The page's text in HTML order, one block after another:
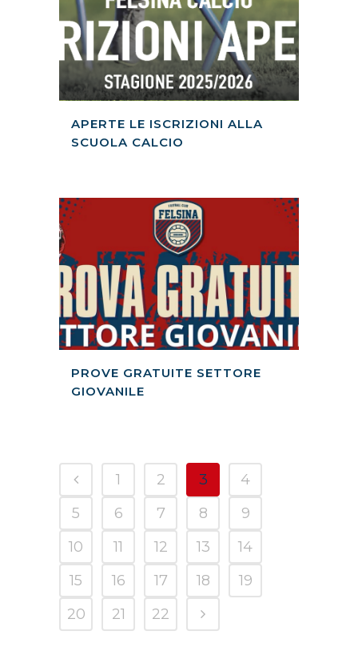
APERTE LE ISCRIZIONI ALLA
SCUOLA CALCIO
PROVE GRATUITE SETTORE
GIOVANILE
1 2 3
4
5
6 7 8
9
10
11 12 13
14
15
16 17 18
19
20
21 22